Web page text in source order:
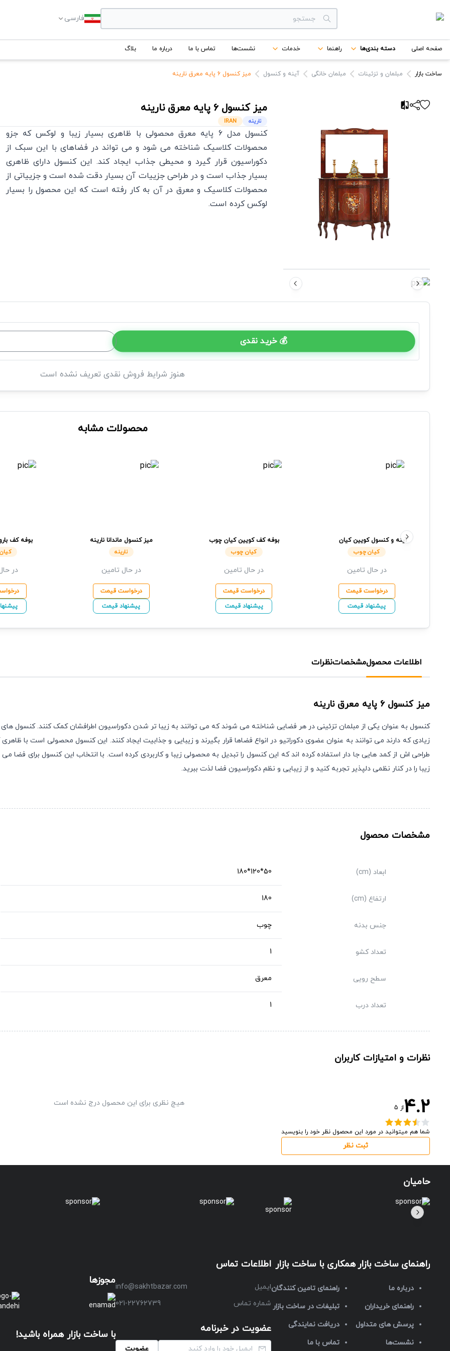
دسته بندی‌ها
برندها
فارسی
صفحه اصلی دسته بندی‌ها راهنما خدمات نشست‌ها تماس با ما درباره ما بلاگ
ساخت بازار مبلمان و تزئینات مبلمان خانگی آینه و کنسول میز کنسول ۶ پایه معرق نارینه
میز کنسول ۶ پایه معرق نارینه
نارینه IRAN
کنسول مدل 6 پایه معرق محصولی با ظاهری بسیار زیبا و لوکس که جزو
محصولات کلاسیک شناخته می شود و می تواند در فضاهای با این سبک از
دکوراسیون قرار گیرد و محیطی جذاب ایجاد کند. این کنسول دارای ظاهری
بسیار جذاب است و در طراحی جزییات آن بسیار دقت شده است و جزییاتی از
محصولات کلاسیک و معرق در آن به کار رفته است که این محصول را بسیار
لوکس کرده است.
💰 خرید نقدی
هنوز شرایط فروش نقدی تعریف نشده است
محصولات مشابه
آینه و کنسول کویین کیان
کیان چوب
در حال تامین
درخواست قیمت
پیشنهاد قیمت
بوفه کف کویین کیان چوب
کیان چوب
در حال تامین
درخواست قیمت
پیشنهاد قیمت
میز کنسول ماندانا نارینه
نارینه
در حال تامین
درخواست قیمت
پیشنهاد قیمت
بوفه کف
در
اطلاعات محصولمشخصاتنظرات
میز کنسول ۶ پایه معرق نارینه
کنسول به عنوان یکی از مبلمان تزئینی در هر فضایی شناخته می شوند که می توانند به زیبا تر شدن دکوراسیون اطرافشان کمک کنند. کنسول های
زیادی که دارند می توانند به عنوان عضوی دکوراتیو در انواع فضاها قرار بگیرند و زیبایی و جذابیت ایجاد کنند. این کنسول محصولی است با
طراحی اش از کمد هایی جا دار استفاده کرده اند که این کنسول را تبدیل به محصولی زیبا و کاربردی کرده است. با انتخاب این کنسول برای فضا
زیبا را در کنار نظمی دلپذیر تجربه کنید و از زیبایی و نظم دکوراسیون فضا لذت ببرید.
مشخصات محصول
ابعاد (cm) 50*120*180
ارتفاع (cm) 180
جنس بدنه چوب
تعداد کشو 1
سطح رویی معرق
تعداد درب 1
نظرات و امتیازات کاربران
4.2از
شما هم میتوانید در مورد این محصول نظر خود را بنویسید
ثبت نظر
هیچ نظری برای این محصول درج نشده است
حامیان
راهنمای ساخت بازار
درباره ما
راهنمای خریداران
پرسش های متداول
نشست‌ها
همکاری با ساخت بازار
راهنمای تامین کنندگان
تبلیغات در ساخت بازار
دریافت نمایندگی
تماس با ما
اطلاعات تماس
ایمیل
info@sakhtbazar.com
شماره تماس
021-22762739
عضویت در خبرنامه
عضویت
مجوزها
با ساخت بازار همراه باشید!